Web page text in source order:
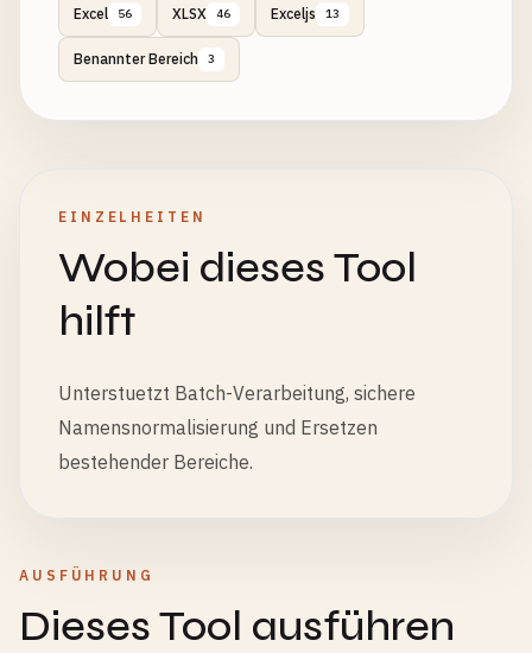
Excel 56 XLSX 46 Exceljs 13
Benannter Bereich 3
EINZELHEITEN
Wobei dieses Tool
hilft
Unterstuetzt Batch-Verarbeitung, sichere
Namensnormalisierung und Ersetzen
bestehender Bereiche.
AUSFÜHRUNG
Dieses Tool ausführen